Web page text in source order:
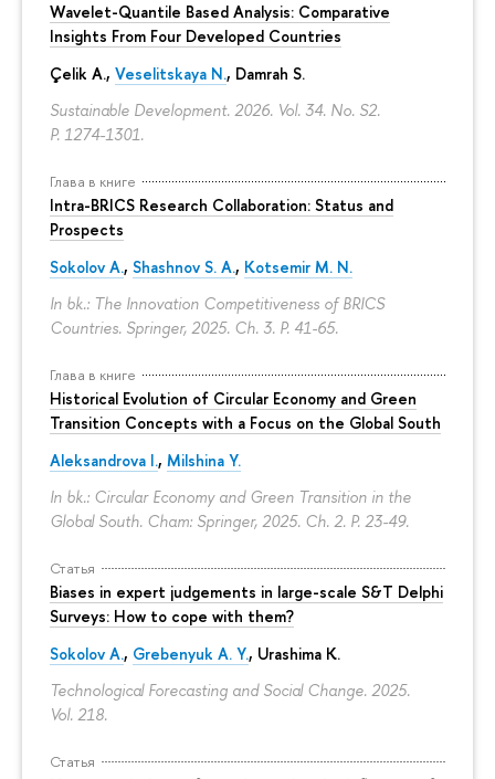
Wavelet-Quantile Based Analysis: Comparative
Insights From Four Developed Countries
Çelik A., Veselitskaya N., Damrah S.
Sustainable Development. 2026. Vol. 34. No. S2.
P. 1274-1301.
Глава в книге
Intra-BRICS Research Collaboration: Status and
Prospects
Sokolov A., Shashnov S. A., Kotsemir M. N.
In bk.: The Innovation Competitiveness of BRICS
Countries. Springer, 2025. Ch. 3. P. 41-65.
Глава в книге
Historical Evolution of Circular Economy and Green
Transition Concepts with a Focus on the Global South
Aleksandrova I., Milshina Y.
In bk.: Circular Economy and Green Transition in the
Global South. Cham: Springer, 2025. Ch. 2. P. 23-49.
Статья
Biases in expert judgements in large-scale S&T Delphi
Surveys: How to cope with them?
Sokolov A., Grebenyuk A. Y., Urashima K.
Technological Forecasting and Social Change. 2025.
Vol. 218.
Статья